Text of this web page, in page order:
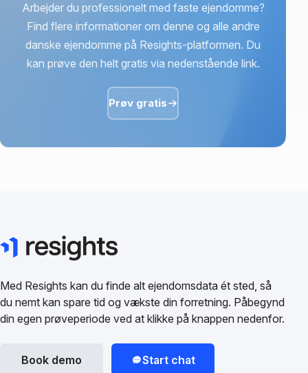
Arbejder du professionelt med faste ejendomme?
Find flere informationer om denne og alle andre
danske ejendomme på Resights-platformen. Du
kan prøve den helt gratis via nedenstående link.
Prøv gratis
Med Resights kan du finde alt ejendomsdata ét sted, så
du nemt kan spare tid og vækste din forretning. Påbegynd
din egen prøveperiode ved at klikke på knappen nedenfor.
Book demo Start chat